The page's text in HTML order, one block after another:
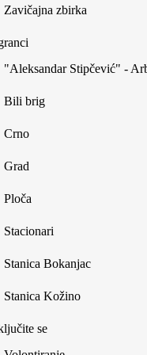
Zavičajna zbirka
"Aleksandar Stipčević" -
Bili brig
Crno
Grad
Ploča
Stacionari
Stanica Bokanjac
Stanica Kožino
se